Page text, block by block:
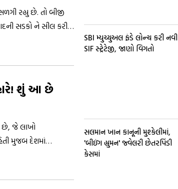
રહ્યુ છે. તો બીજી
સડકો ને સીલ કરી
વચ્ચે ફરીથી
શું આ છે
છે, જે લાખો
મુજબ દેશમાં
છે. બીજી તરફ અનેક
SBI મ્યુચ્યુઅલ ફંડે લોન્ચ કરી નવી
SIF સ્ટ્રેટેજી, જાણો વિગતો
સલમાન ખાન કાનૂની મુશ્કેલીમાં,
'બીઇંગ હ્યુમન' જ્વેલરી છેતરપિંડી
કેસમાં